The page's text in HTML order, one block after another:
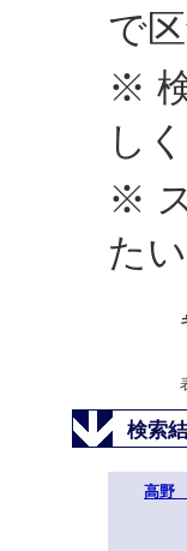
で
※
し
※
た
検索
高野